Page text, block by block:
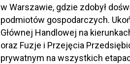
w Warszawie, gdzie zdobył
podmiotów gospodarczych.
Głównej Handlowej na
oraz Fuzje i Przejęcia
prywatnym na wszystkich